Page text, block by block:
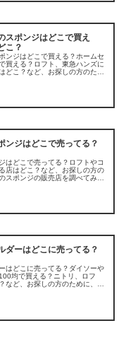
スポンジはどこで買え
こ？
ンジはどこで買える？ホームセ
買える？ロフト、東急ハンズに
どこ？など、お探しの方のため
ンジはどこで売ってる？
はどこで売ってる？ロフトやコ
店はどこ？など、お探しの方の
スポンジの販売店を調べてみま
ダーはどこに売ってる？
はどこに売ってる？ダイソーや
均で買える？ニトリ、ロフ
など、お探しの方のために、八